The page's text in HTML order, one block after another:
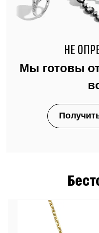
НЕ
Мы готовы